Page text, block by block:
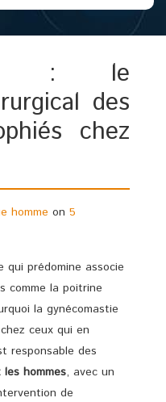
: le
des
chez
homme on 5
qui prédomine associe
comme la poitrine
la gynécomastie
ceux qui en
responsable des
hommes, avec un
de